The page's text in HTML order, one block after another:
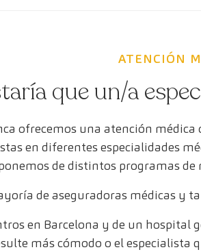
ATENCIÓN
que un/a
ofrecemos una atención
en diferentes especialidades
de distintos programas de
de aseguradoras médicas y
en Barcelona y de un hospital
más cómodo o el especialista